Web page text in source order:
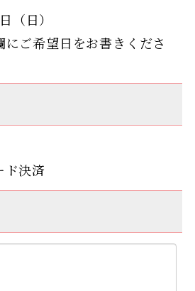
（日）
にご希望日をお書きくださ
ド決済